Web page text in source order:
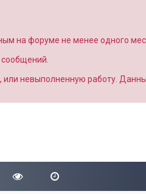
на форуме не менее одного
невыполненную работу.